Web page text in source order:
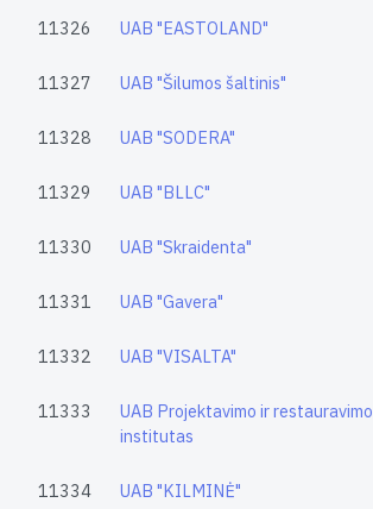
11326 UAB "EASTOLAND"
11327 UAB "Šilumos šaltinis"
11328 UAB "SODERA"
11329 UAB "BLLC"
11330 UAB "Skraidenta"
11331 UAB "Gavera"
11332 UAB "VISALTA"
11333
UAB Projektavimo ir restauravimo
institutas
11334 UAB "KILMINĖ"